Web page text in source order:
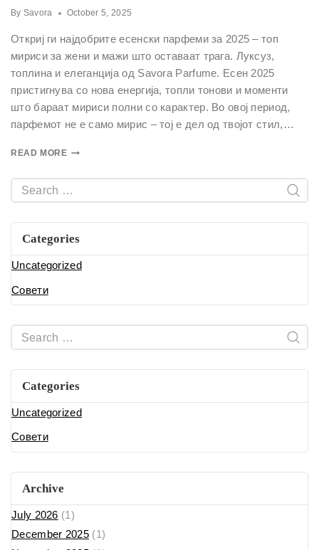
By Savora October 5, 2025
Откриј ги најдобрите есенски парфеми за 2025 – топ
мириси за жени и мажи што оставаат трага. Луксуз,
топлина и елеганција од Savora Parfume. Есен 2025
пристигнува со нова енергија, топли тонови и моменти
што бараат мириси полни со карактер. Во овој период,
парфемот не е само мирис – тој е дел од твојот стил,…
READ MORE
Categories
Uncategorized
Совети
Categories
Uncategorized
Совети
Archive
July 2026 (1)
December 2025(1)